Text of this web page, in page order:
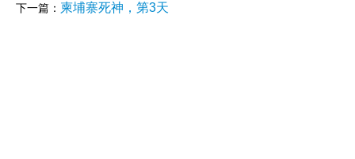
下一篇： 柬埔寨死神，第3天